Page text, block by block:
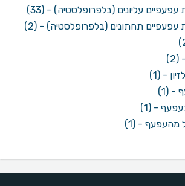
עליונים (בלפרופלסטיה) - (33)
עפעפיים תחתונים (בלפרופלסטיה) - (2)
- (1)
- (1)
- (1)
מהעפעף - (1)